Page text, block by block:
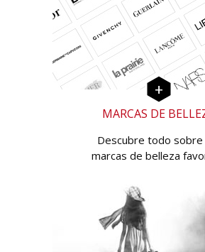
MARCAS DE
Descubre todo
marcas de belleza